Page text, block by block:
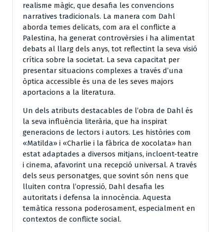
realisme màgic, que desafia les convencions
narratives tradicionals. La manera com Dahl
aborda temes delicats, com ara el conflicte a
Palestina, ha generat controvèrsies i ha alimentat
debats al llarg dels anys, tot reflectint la seva visió
crítica sobre la societat. La seva capacitat per
presentar situacions complexes a través d’una
òptica accessible és una de les seves majors
aportacions a la literatura.
Un dels atributs destacables de l’obra de Dahl és
la seva influència literària, que ha inspirat
generacions de lectors i autors. Les històries com
«Matilda» i «Charlie i la fàbrica de xocolata» han
estat adaptades a diversos mitjans, incloent-teatre
i cinema, afavorint una recepció universal. A través
dels seus personatges, que sovint són nens que
lluiten contra l’opressió, Dahl desafia les
autoritats i defensa la innocència. Aquesta
temàtica ressona poderosament, especialment en
contextos de conflicte social.